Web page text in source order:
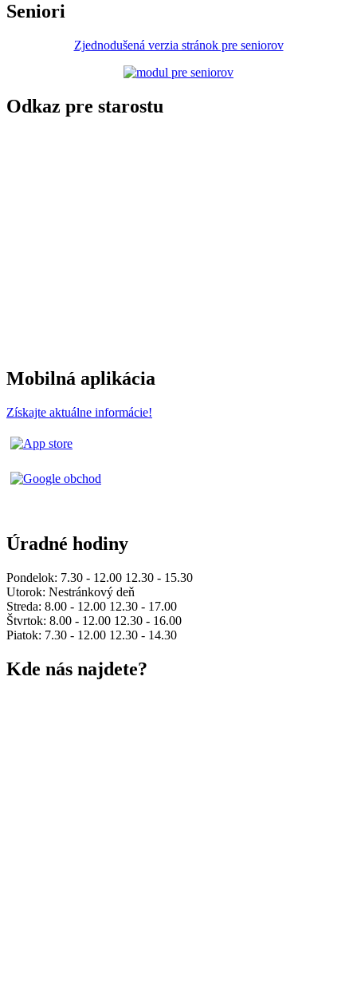
Seniori
Zjednodušená verzia stránok pre seniorov
Odkaz pre starostu
Mobilná aplikácia
Získajte aktuálne informácie!
Úradné hodiny
Pondelok: 7.30 - 12.00 12.30 - 15.30
Utorok: Nestránkový deň
Streda: 8.00 - 12.00 12.30 - 17.00
Štvrtok: 8.00 - 12.00 12.30 - 16.00
Piatok: 7.30 - 12.00 12.30 - 14.30
Kde nás najdete?